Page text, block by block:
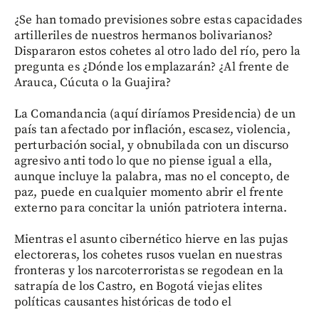
¿Se han tomado previsiones sobre estas capacidades
artilleriles de nuestros hermanos bolivarianos?
Dispararon estos cohetes al otro lado del río, pero la
pregunta es ¿Dónde los emplazarán? ¿Al frente de
Arauca, Cúcuta o la Guajira?
La Comandancia (aquí diríamos Presidencia) de un
país tan afectado por inflación, escasez, violencia,
perturbación social, y obnubilada con un discurso
agresivo anti todo lo que no piense igual a ella,
aunque incluye la palabra, mas no el concepto, de
paz, puede en cualquier momento abrir el frente
externo para concitar la unión patriotera interna.
Mientras el asunto cibernético hierve en las pujas
electoreras, los cohetes rusos vuelan en nuestras
fronteras y los narcoterroristas se regodean en la
satrapía de los Castro, en Bogotá viejas elites
políticas causantes históricas de todo el